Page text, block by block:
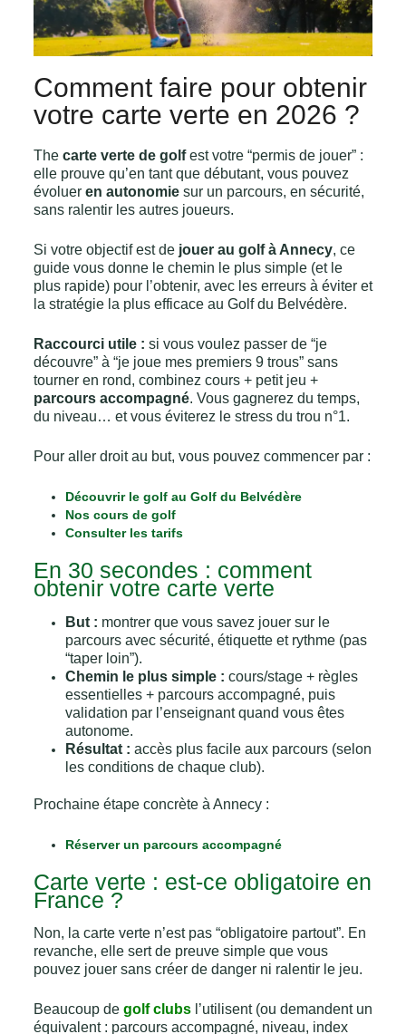
Comment faire pour obtenir
votre carte verte en 2026 ?
The carte verte de golfest votre “permis de jouer” :
elle prouve qu’en tant que débutant, vous pouvez
évoluer en autonomiesur un parcours, en sécurité,
sans ralentir les autres joueurs.
Si votre objectif est de jouer au golf à Annecy, ce
guide vous donne le chemin le plus simple (et le
plus rapide) pour l’obtenir, avec les erreurs à éviter et
la stratégie la plus efficace au Golf du Belvédère.
Raccourci utile : si vous voulez passer de “je
découvre” à “je joue mes premiers 9 trous” sans
tourner en rond, combinez cours + petit jeu +
parcours accompagné. Vous gagnerez du temps,
du niveau… et vous éviterez le stress du trou n°1.
Pour aller droit au but, vous pouvez commencer par :
Découvrir le golf au Golf du Belvédère
Nos cours de golf
Consulter les tarifs
En 30 secondes : comment
obtenir votre carte verte
But : montrer que vous savez jouer sur le
parcours avec sécurité, étiquette et rythme (pas
“taper loin”).
Chemin le plus simple : cours/stage + règles
essentielles + parcours accompagné, puis
validation par l’enseignant quand vous êtes
autonome.
Résultat : accès plus facile aux parcours (selon
les conditions de chaque club).
Prochaine étape concrète à Annecy :
Réserver un parcours accompagné
Carte verte : est-ce obligatoire en
France ?
Non, la carte verte n’est pas “obligatoire partout”. En
revanche, elle sert de preuve simple que vous
pouvez jouer sans créer de danger ni ralentir le jeu.
Beaucoup de golf clubsl’utilisent (ou demandent un
équivalent : parcours accompagné, niveau, index